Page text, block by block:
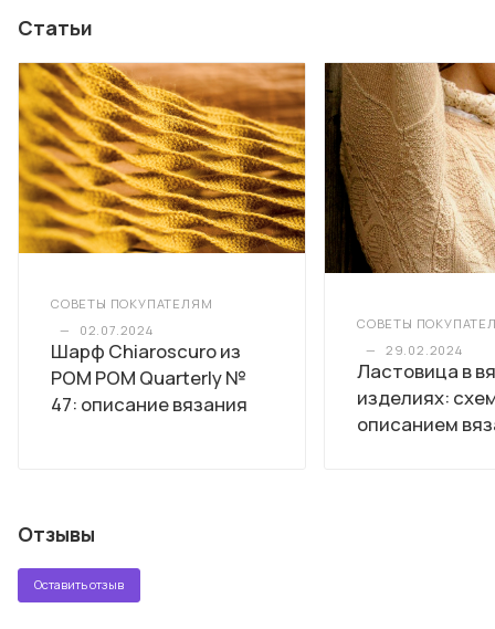
Статьи
СОВЕТЫ ПОКУПАТЕЛЯМ
—
02.07.2024
Шарф Chiaroscuro из
POM POM Quarterly №
47: описание вязания
СОВЕТЫ
—
29.02.2024
Ластовица в
изделиях:
описанием
Отзывы
Оставить отзыв